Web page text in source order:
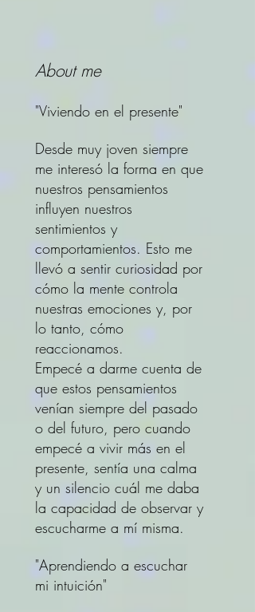
About me
​"Viviendo en el presente"
Desde muy joven siempre
me interesó la forma en que
nuestros pensamientos
influyen nuestros
sentimientos y
comportamientos. Esto me
llevó a sentir curiosidad por
cómo la mente controla
nuestras emociones y, por
lo tanto, cómo
reaccionamos.
Empecé a darme cuenta de
que estos pensamientos
venían siempre del pasado
o del futuro, pero cuando
empecé a vivir más en el
presente, sentía una calma
y un silencio cuál me daba
la capacidad de observar y
escucharme a mí misma.
"Aprendiendo a escuchar
mi intuición"